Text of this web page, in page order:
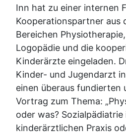
Inn hat zu einer internen
Kooperationspartner aus
Bereichen
Logopädie und die
Kinderärzte eingeladen.
Kinder- und Jugendarzt
einen überaus fundierten
Vortrag zum Thema:
oder was? Sozialpädiatrie
kinderärztlichen Praxis